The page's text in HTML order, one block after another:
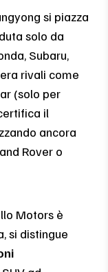
si piazza
solo da
Subaru,
rivali come
(solo per
il
ancora
Rover o
Motors è
si distingue